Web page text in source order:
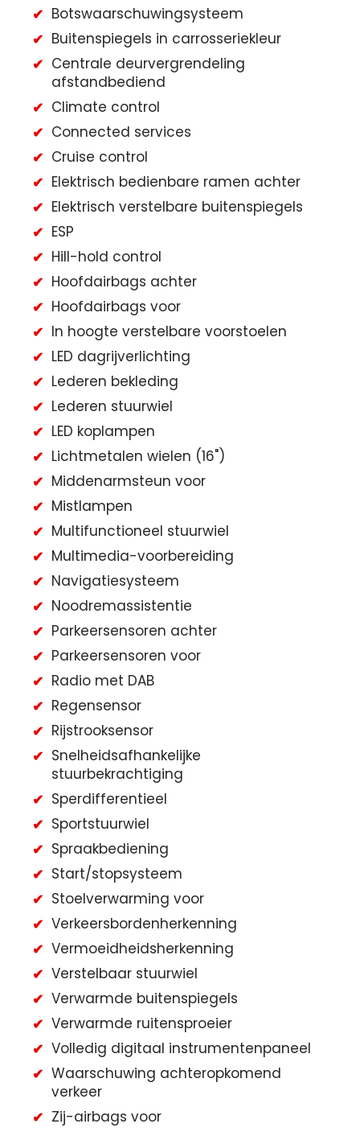
Botswaarschuwingsysteem
Buitenspiegels in carrosseriekleur
Centrale deurvergrendeling
afstandbediend
Climate control
Connected services
Cruise control
Elektrisch bedienbare ramen achter
Elektrisch verstelbare buitenspiegels
ESP
Hill-hold control
Hoofdairbags achter
Hoofdairbags voor
In hoogte verstelbare voorstoelen
LED dagrijverlichting
Lederen bekleding
Lederen stuurwiel
LED koplampen
Lichtmetalen wielen (16")
Middenarmsteun voor
Mistlampen
Multifunctioneel stuurwiel
Multimedia-voorbereiding
Navigatiesysteem
Noodremassistentie
Parkeersensoren achter
Parkeersensoren voor
Radio met DAB
Regensensor
Rijstrooksensor
Snelheidsafhankelijke
stuurbekrachtiging
Sperdifferentieel
Sportstuurwiel
Spraakbediening
Start/stopsysteem
Stoelverwarming voor
Verkeersbordenherkenning
Vermoeidheidsherkenning
Verstelbaar stuurwiel
Verwarmde buitenspiegels
Verwarmde ruitensproeier
Volledig digitaal instrumentenpaneel
Waarschuwing achteropkomend
verkeer
Zij-airbags voor